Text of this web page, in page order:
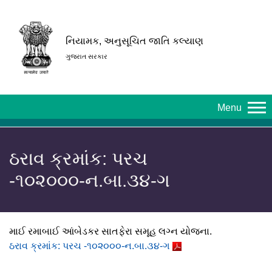
નિયામક, અનુસૂચિત જાતિ કલ્યાણ
ગુજરાત સરકાર
Menu
ઠરાવ ક્રમાંક: પરચ
-૧૦૨૦૦૦-ન.બા.૩૪-ગ
માઈ રમાબાઈ આંબેડકર સાતફેરા સમૂહ લગ્ન યોજના.
ઠરાવ ક્રમાંક: પરચ -૧૦૨૦૦૦-ન.બા.૩૪-ગ